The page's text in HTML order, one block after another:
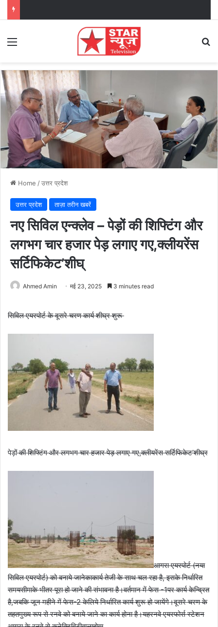
Menu
Home /उत्तर प्रदेश
उत्तर प्रदेश ताज़ा तरीन खबरें
नए सिविल एन्क्लेव – पेड़ों की शिफ्टिंग और
लगभग चार हजार पेड़ लगाए गए,क्लीयरेंस
सर्टिफिकेट’शीघ्
Ahmed Amin मई 23, 2025 3 minutes read
सिविल एयरपोर्ट के दूसरे चरण कार्य शीघ्र शुरू
पेड़ोंकी शिफ्टिंग और लगभग चार हजार पेड़ लगाए गए,क्लीयरेंस सर्टिफिकेट’शीघ्र
आगरा एयरपोर्ट (नया
सिविल एयरपोर्ट) को बनाये जानेकाकार्य तेजी के साथ चल रहा है, इसके निर्धारित
समयसीमाके भीतर पूरा हो जाने की संभावना है।वर्तमान में फेस -1पर कार्य केन्द्रित
है,जबकि जून महीने में फेस-2 केलिये निर्धारित कार्य शुरू हो जायेंगे।दूसरे चरण के
तहतमुख्य रूप से रनवे को बनाये जाने का कार्य होना है।यहरनवे एयरफोर्स स्टेशन